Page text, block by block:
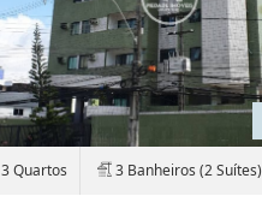
3 Quartos 3 Banheiros (2 Suítes)